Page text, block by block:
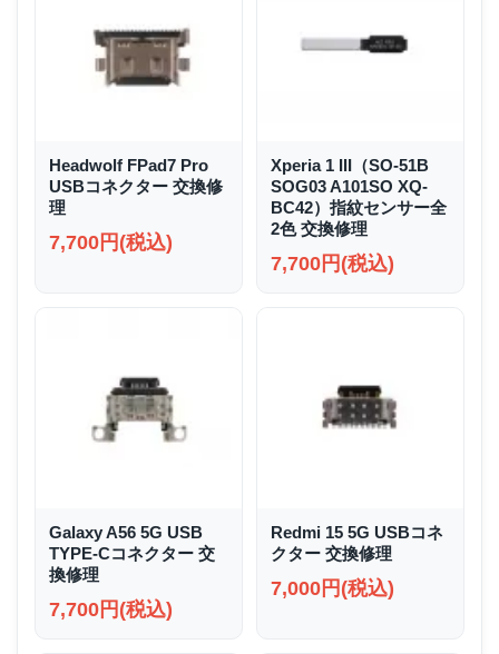
Headwolf FPad7 Pro
USBコネクター 交換修
理
7,700円(税込)
Xperia 1 III（SO-51B
SOG03 A101SO XQ-
BC42）指紋センサー全
2色 交換修理
7,700円(税込)
Galaxy A56 5G USB
TYPE-Cコネクター 交
換修理
7,700円(税込)
Redmi 15 5G USBコネ
クター 交換修理
7,000円(税込)